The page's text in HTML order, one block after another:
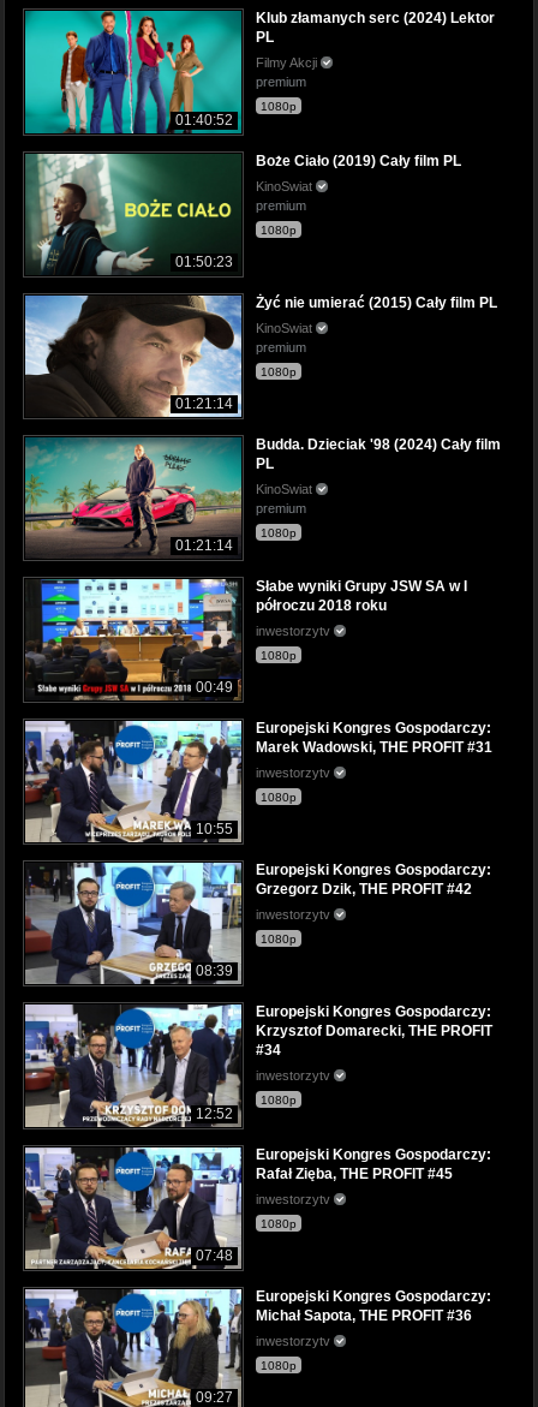
01:40:52
Klub złamanych serc (2024) Lektor
PL
Filmy Akcji
premium
1080p
01:50:23
Boże Ciało (2019) Cały film PL
KinoSwiat
premium
1080p
01:21:14
Żyć nie umierać (2015) Cały film PL
KinoSwiat
premium
1080p
01:21:14
Budda. Dzieciak '98 (2024) Cały film
PL
KinoSwiat
premium
1080p
00:49
Słabe wyniki Grupy JSW SA w I
półroczu 2018 roku
inwestorzytv
1080p
10:55
Europejski Kongres Gospodarczy:
Marek Wadowski, THE PROFIT #31
inwestorzytv
1080p
08:39
Europejski Kongres Gospodarczy:
Grzegorz Dzik, THE PROFIT #42
inwestorzytv
1080p
12:52
Europejski Kongres Gospodarczy:
Krzysztof Domarecki, THE PROFIT
#34
inwestorzytv
1080p
07:48
Europejski Kongres Gospodarczy:
Rafał Zięba, THE PROFIT #45
inwestorzytv
1080p
09:27
Europejski Kongres Gospodarczy:
Michał Sapota, THE PROFIT #36
inwestorzytv
1080p